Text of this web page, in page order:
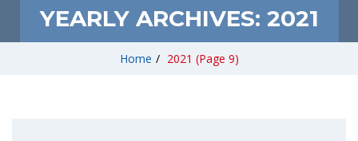
YEARLY ARCHIVES: 2021
Home / 2021 (Page 9)